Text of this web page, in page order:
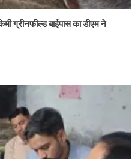
ग्रीनफील्ड बाईपास का डीएम ने